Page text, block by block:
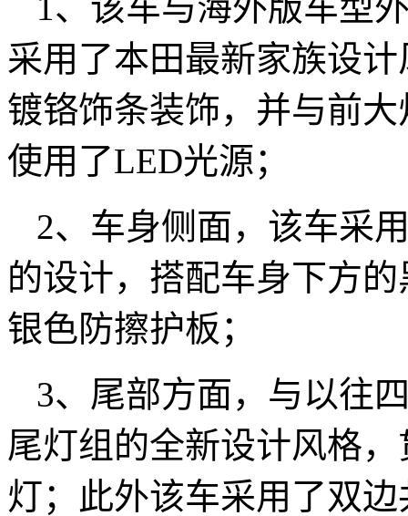
采用了本田最新家族设
镀铬饰条装饰，并与前
使用了LED光源；
2、车身侧面，该车采
的设计，搭配车身下方
银色防擦护板；
3、尾部方面，与以往
尾灯组的全新设计风格
灯；此外该车采用了双